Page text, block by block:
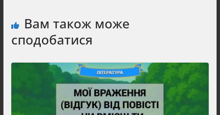
Вам також може
сподобатися